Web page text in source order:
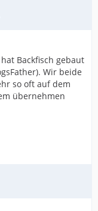
Backfisch gebaut
Wir beide
so oft auf dem
übernehmen